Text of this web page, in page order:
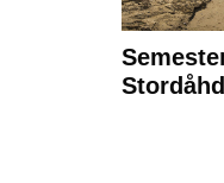
Stordåhd